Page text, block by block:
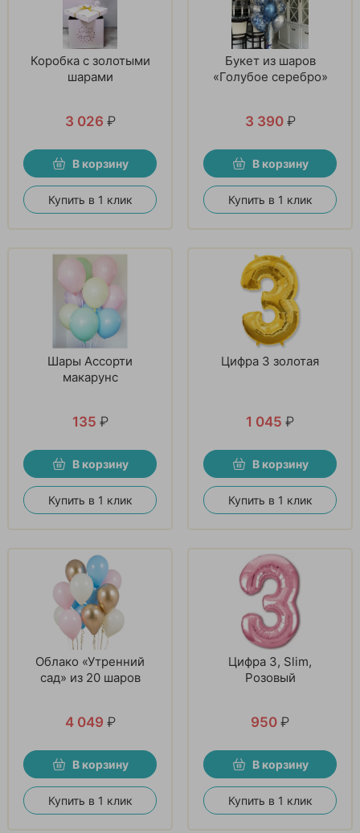
Коробка с золотыми
шарами
3 026 ₽
В корзину
Купить в 1 клик
Букет из шаров
«Голубое серебро»
3 390 ₽
В корзину
Купить в 1 клик
Шары Ассорти
макарунс
135 ₽
В корзину
Купить в 1 клик
Цифра 3 золотая
1 045 ₽
В корзину
Купить в 1 клик
Облако «Утренний
сад» из 20 шаров
4 049 ₽
В корзину
Купить в 1 клик
Цифра 3, Slim,
Розовый
950 ₽
В корзину
Купить в 1 клик